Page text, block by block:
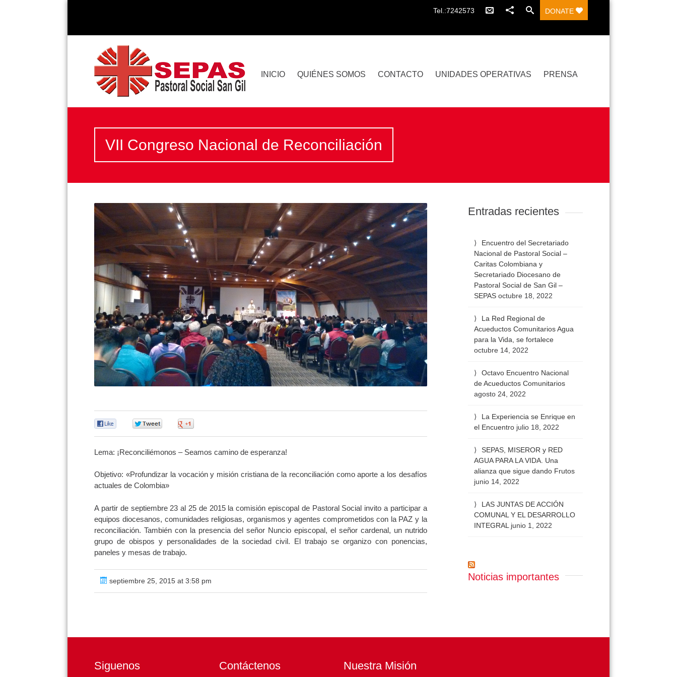
Tel.:7242573 DONATE
INICIO QUIÉNES SOMOS CONTACTO UNIDADES OPERATIVAS PRENSA
VII Congreso Nacional de Reconciliación
Lema: ¡Reconciliémonos – Seamos camino de esperanza!
Objetivo: «Profundizar la vocación y misión cristiana de la reconciliación como aporte a los desafíos
actuales de Colombia»
A partir de septiembre 23 al 25 de 2015 la comisión episcopal de Pastoral Social invito a participar a
equipos diocesanos, comunidades religiosas, organismos y agentes comprometidos con la PAZ y la
reconciliación. También con la presencia del señor Nuncio episcopal, el señor cardenal, un nutrido
grupo de obispos y personalidades de la sociedad civil. El trabajo se organizo con ponencias,
paneles y mesas de trabajo.
septiembre 25, 2015 at 3:58 pm
Entradas recientes
Encuentro del Secretariado
Nacional de Pastoral Social –
Caritas Colombiana y
Secretariado Diocesano de
Pastoral Social de San Gil –
SEPAS octubre 18, 2022
La Red Regional de
Acueductos Comunitarios Agua
para la Vida, se fortalece
octubre 14, 2022
Octavo Encuentro Nacional
de Acueductos Comunitarios
agosto 24, 2022
La Experiencia se Enrique en
el Encuentro julio 18, 2022
SEPAS, MISEROR y RED
AGUA PARA LA VIDA. Una
alianza que sigue dando Frutos
junio 14, 2022
LAS JUNTAS DE ACCIÓN
COMUNAL Y EL DESARROLLO
INTEGRAL junio 1, 2022
Noticias importantes
Siguenos Contáctenos Nuestra Misión